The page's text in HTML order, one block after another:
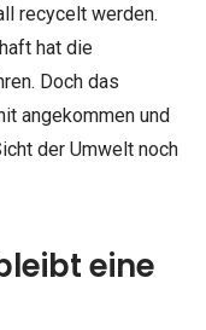
recycelt werden.
hat die
Doch das
angekommen und
der Umwelt noch
eine